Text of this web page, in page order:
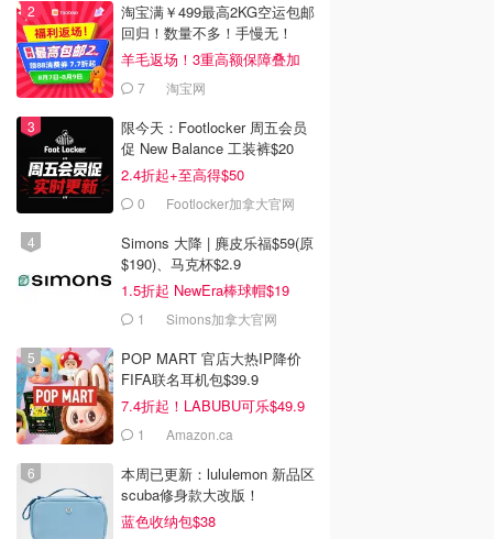
淘宝满￥499最高2KG空运包邮
回归！数量不多！手慢无！
羊毛返场！3重高额保障叠加
7 淘宝网
限今天：Footlocker 周五会员
促 New Balance 工装裤$20
2.4折起+至高得$50
0 Footlocker加拿大官网
Simons 大降 | 麂皮乐福$59(原
$190)、马克杯$2.9
1.5折起 NewEra棒球帽$19
1 Simons加拿大官网
POP MART 官店大热IP降价
FIFA联名耳机包$39.9
7.4折起！LABUBU可乐$49.9
1 Amazon.ca
本周已更新：lululemon 新品区
scuba修身款大改版！
蓝色收纳包$38